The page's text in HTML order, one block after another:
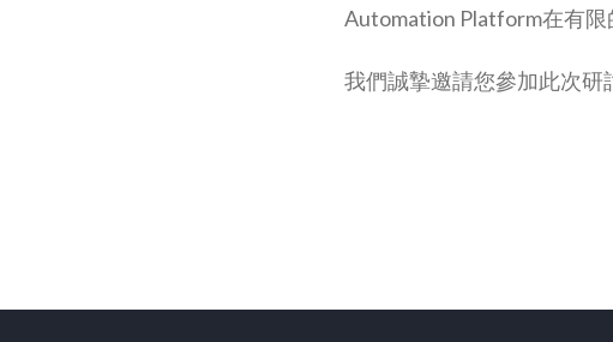
Automation Platform在有限
我們誠摯邀請您參加此次研